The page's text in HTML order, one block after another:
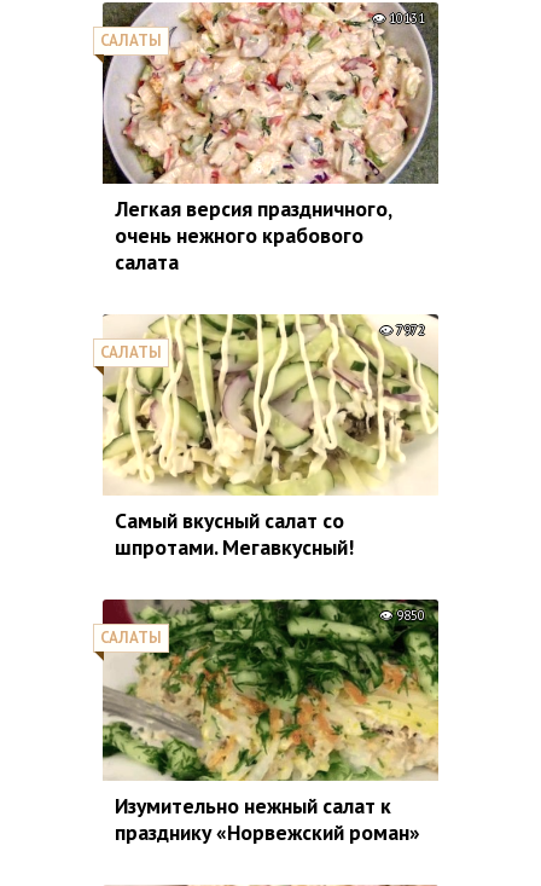
САЛАТЫ
10131
Легкая версия праздничного,
очень нежного крабового
салата
САЛАТЫ
7972
Самый вкусный салат со
шпротами. Мегавкусный!
САЛАТЫ
9850
Изумительно нежный салат к
празднику «Норвежский роман»